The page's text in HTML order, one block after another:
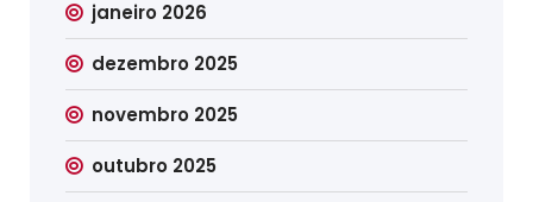
janeiro 2026
dezembro 2025
novembro 2025
outubro 2025